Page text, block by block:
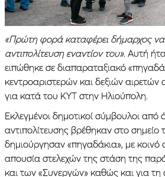
«Πρώτη φορά καταφέρει δήμαρχος να
αντιπολίτευση εναντίον του». Αυτή
ειπώθηκε σε διαπαραταξιακό
κεντροαριστερών και δεξιών
για κατά του ΚΥΤ στην Ηλιούπολη.
Εκλεγμένοι δημοτικοί σύμβουλοι από
αντιπολίτευσης βρέθηκαν στο σημείο
δημιούργησαν «πηγαδάκια», με κοινό
απουσία στελεχών της στάση της
και των «Συνεργών» καθώς και για